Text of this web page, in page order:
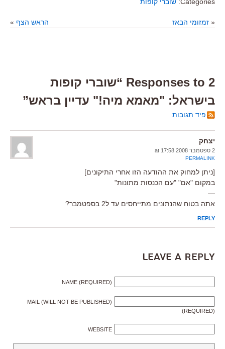
« זמזומי הבאז הראש הצף »
2 Responses to “שוברי קופות
בישראל: "מאמא מיה!" עדיין בראש”
פיד תגובות
יצחק
2 ספטמבר 2008 at 17:58
PERMALINK
[ניתן למחוק את ההודעה הזו אחרי התיקונים]
במקום "אם" "עם הכנסות מתונות"
—
אתה בטוח שהנתונים מתייחסים עד ל2 בספטמבר?
REPLY
Leave a Reply
NAME (REQUIRED)
MAIL (WILL NOT BE PUBLISHED)
(REQUIRED)
WEBSITE